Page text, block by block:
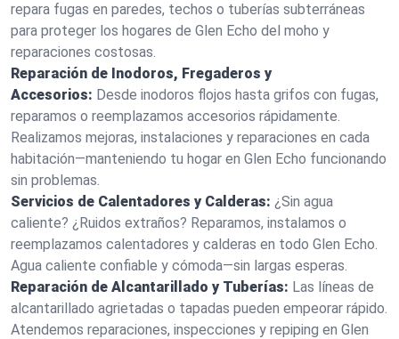
repara fugas en paredes, techos o tuberías subterráneas
para proteger los hogares de Glen Echo del moho y
reparaciones costosas.
Reparación de Inodoros, Fregaderos y
Accesorios: Desde inodoros flojos hasta grifos con fugas,
reparamos o reemplazamos accesorios rápidamente.
Realizamos mejoras, instalaciones y reparaciones en cada
habitación—manteniendo tu hogar en Glen Echo funcionando
sin problemas.
Servicios de Calentadores y Calderas: ¿Sin agua
caliente? ¿Ruidos extraños? Reparamos, instalamos o
reemplazamos calentadores y calderas en todo Glen Echo.
Agua caliente confiable y cómoda—sin largas esperas.
Reparación de Alcantarillado y Tuberías: Las líneas de
alcantarillado agrietadas o tapadas pueden empeorar rápido.
Atendemos reparaciones, inspecciones y repiping en Glen